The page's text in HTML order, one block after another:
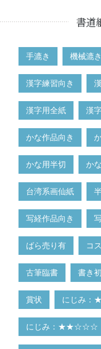
書道
手漉き 機械漉き
漢字練習向き
漢字用全紙 漢
かな作品向き
かな用半切 か
台湾系画仙紙
写経作品向き
ばら売り有 コ
古筆臨書 書き
賞状 にじみ
にじみ：★★☆☆☆